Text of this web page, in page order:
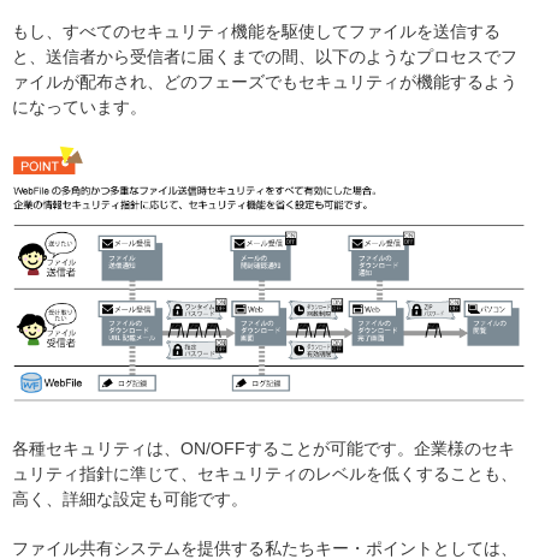
もし、すべてのセキュリティ機能を駆使してファイルを送信する
と、送信者から受信者に届くまでの間、以下のようなプロセスでフ
ァイルが配布され、どのフェーズでもセキュリティが機能するよう
になっています。
各種セキュリティは、ON/OFFすることが可能です。企業様のセキ
ュリティ指針に準じて、セキュリティのレベルを低くすることも、
高く、詳細な設定も可能です。
ファイル共有システムを提供する私たちキー・ポイントとしては、